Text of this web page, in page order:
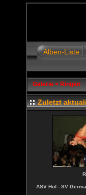
Alben-Liste
Galerie > Ringen
Zuletzt
ASV Hof - SV